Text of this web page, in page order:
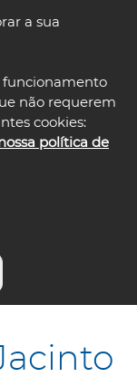
a sua
funcionamento
não requerem
cookies:
política de
language
nacional